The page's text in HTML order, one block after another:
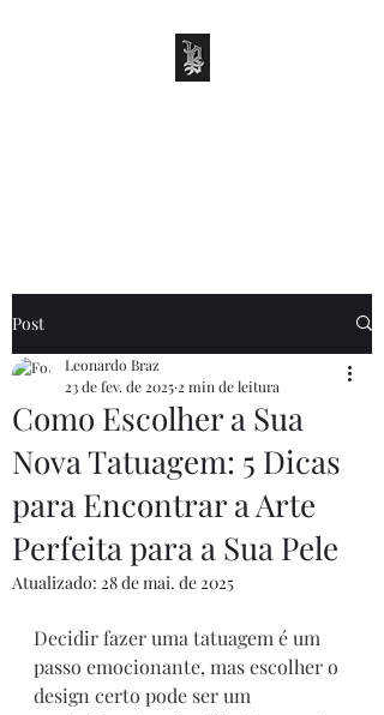
Post
Como Escolher a Sua
Nova Tatuagem: 5 Dicas
para Encontrar a Arte
Perfeita para a Sua Pele
Leonardo Braz
23 de fev. de 2025 2 min de leitura
Atualizado: 28 de mai. de 2025
Decidir fazer uma tatuagem é um
passo emocionante, mas escolher o
design certo pode ser um